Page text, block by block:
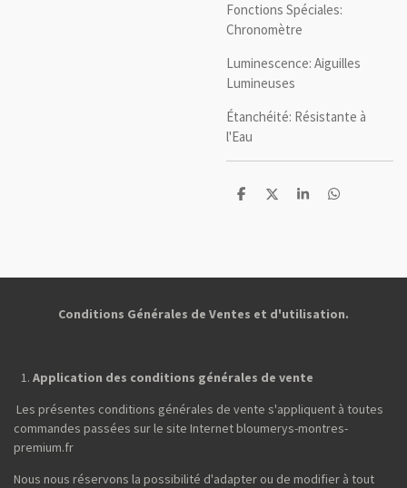
Fonctions Spéciales:
Chronomètre
Luminescence: Aiguilles
Lumineuses
Étanchéité: Résistante à
l'Eau
P
e
P
e
P
e
P
e
Conditions Générales de Ventes et d'utilisation.
Application des conditions générales de vente
Les présentes conditions générales de vente s'appliquent à toutes
commandes passées sur le site Internet bloumerys-montres-
premium.fr
Nous nous réservons la possibilité d'adapter ou de modifier à tout